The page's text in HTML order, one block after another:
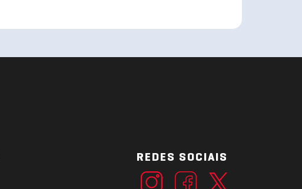
REDES SOCIAIS